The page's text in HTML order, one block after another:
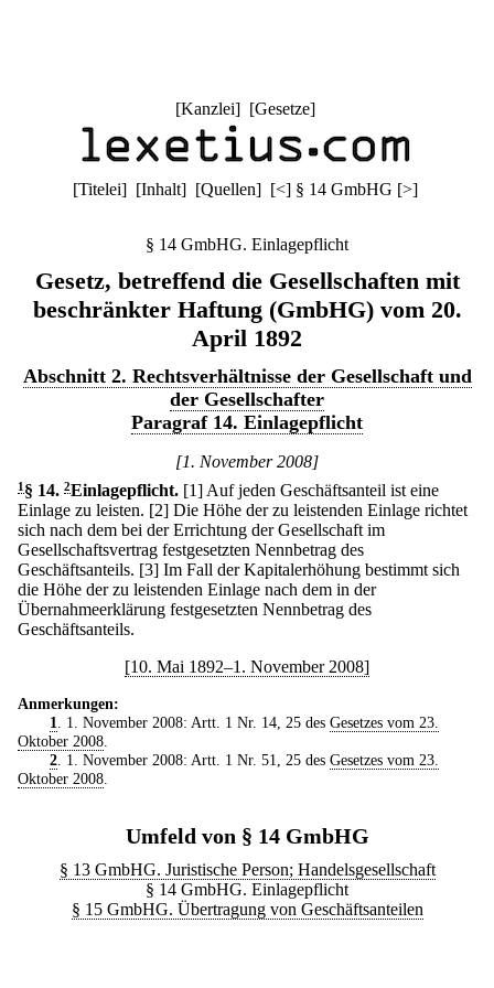
[Kanzlei] [Gesetze]
[Titelei] [Inhalt] [Quellen] [<] § 14 GmbHG [>]
§ 14 GmbHG. Einlagepflicht
Gesetz, betreffend die Gesellschaften mit
beschränkter Haftung (GmbHG) vom 20.
April 1892
Abschnitt 2. Rechtsverhältnisse der Gesellschaft und
der Gesellschafter
Paragraf 14. Einlagepflicht
[1. November 2008]
1 § 14. 2Einlagepflicht. [1] Auf jeden Geschäftsanteil ist eine
Einlage zu leisten. [2] Die Höhe der zu leistenden Einlage richtet
sich nach dem bei der Errichtung der Gesellschaft im
Gesellschaftsvertrag festgesetzten Nennbetrag des
Geschäftsanteils. [3] Im Fall der Kapitalerhöhung bestimmt sich
die Höhe der zu leistenden Einlage nach dem in der
Übernahmeerklärung festgesetzten Nennbetrag des
Geschäftsanteils.
[10. Mai 1892–1. November 2008]
Anmerkungen:
1
. 1. November 2008: Artt. 1 Nr. 14, 25 des Gesetzes vom 23.
Oktober 2008
2. 1. November 2008: Artt. 1 Nr. 51, 25 des Gesetzes vom 23.
Oktober 2008
Umfeld von § 14 GmbHG
§ 13 GmbHG. Juristische Person; Handelsgesellschaft
§ 14 GmbHG. Einlagepflicht
§ 15 GmbHG. Übertragung von Geschäftsanteilen